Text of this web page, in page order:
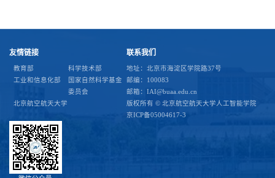
友情链接
教育部
科学技术部
工业和信息化部
国家自然科学基金
委员会
北京航空航天大学
联系我们
地址：北京市海淀区学院路37号
邮编：100083
邮箱：IAI@buaa.edu.cn
版权所有 © 北京航空航天大学人工智能学院
京ICP备05004617-3